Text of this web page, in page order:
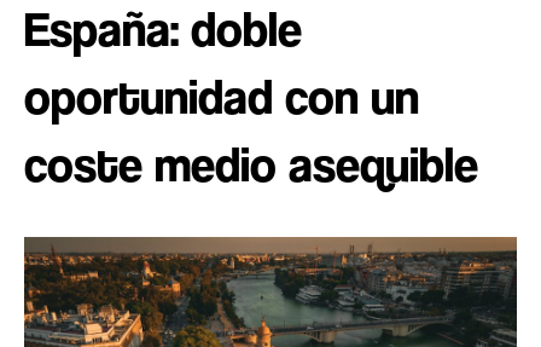
España: doble
oportunidad con un
coste medio asequible